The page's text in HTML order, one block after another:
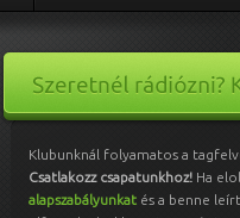
Klubunknál folyamatos a
Csatlakozz csapatunkhoz! Ha
alapszabályunkat és a benne